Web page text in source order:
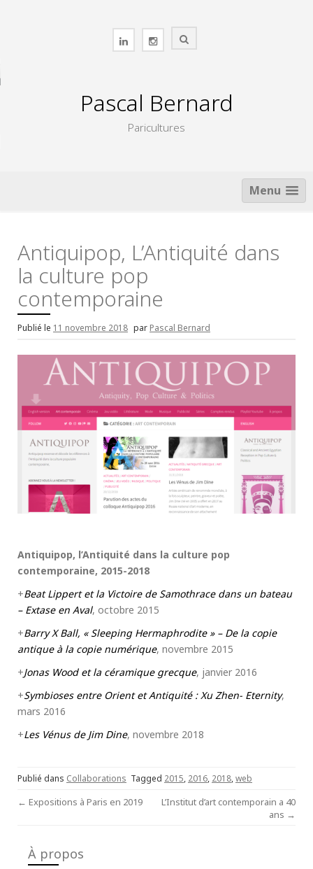
Pascal Bernard
Paricultures
Menu
Antiquipop, L’Antiquité dans
la culture pop
contemporaine
Publié le 11 novembre 2018 par Pascal Bernard
Antiquipop, l’Antiquité dans la culture pop
contemporaine, 2015-2018
+Beat Lippert et la Victoire de Samothrace dans un bateau
– Extase en Aval, octobre 2015
+Barry X Ball, « Sleeping Hermaphrodite » – De la copie
antique à la copie numérique, novembre 2015
+Jonas Wood et la céramique grecque, janvier 2016
+Symbioses entre Orient et Antiquité : Xu Zhen- Eternity,
mars 2016
+Les Vénus de Jim Dine, novembre 2018
Publié dans Collaborations Tagged 2015, 2016, 2018,web
Post
← Expositions à Paris en 2019
L’Institut d’art contemporain a 40
ans →
À propos